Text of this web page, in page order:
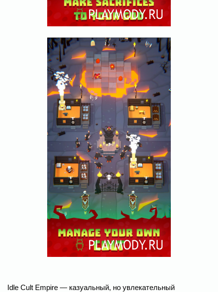
Idle Cult Empire ― казуальный, но увлекательный